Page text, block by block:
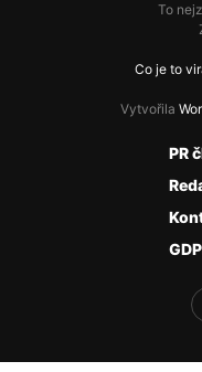
To
Co je to
Vytvořila
PR